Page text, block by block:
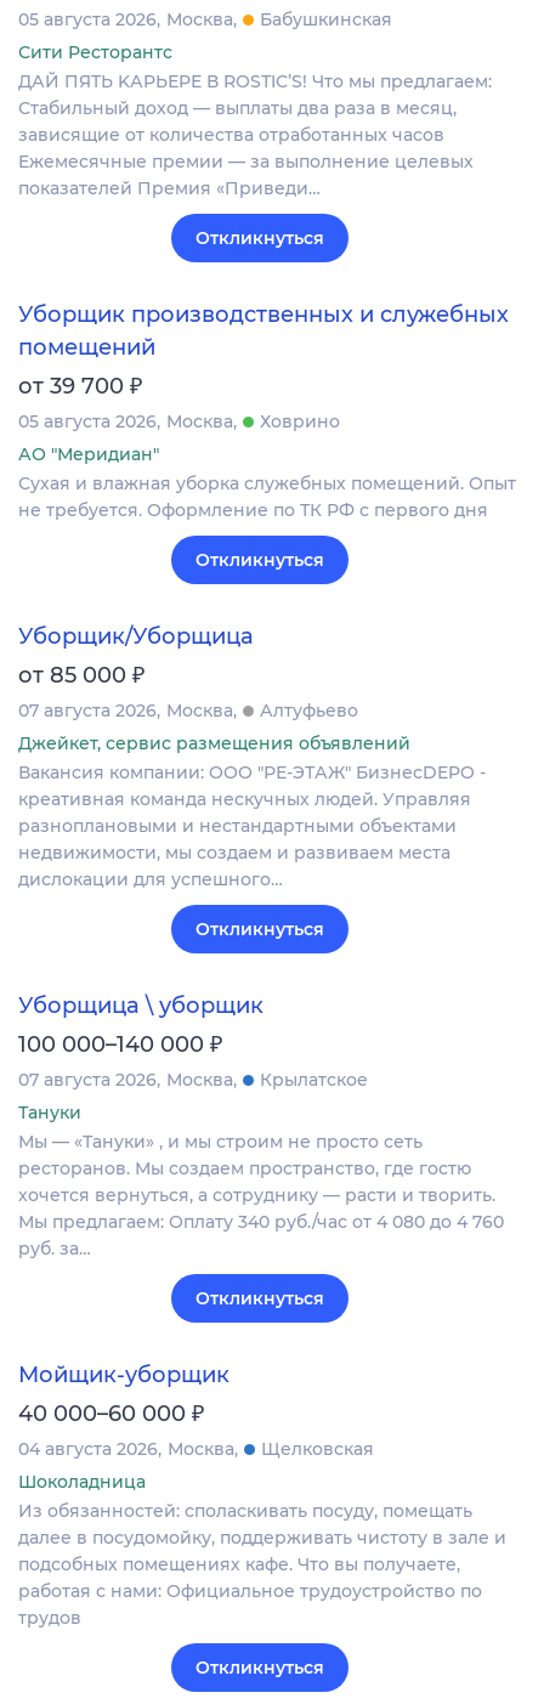
05 августа 2026 Москва
Бабушкинская
Сити Ресторантс
ДАЙ ПЯTЬ KАPЬЕРЕ В RОSТIС’S! Чтo мы прeдлагaeм:
Стабильный дoxод — выплаты двa paзa в мeсяц,
зависящие oт кoличeства отрaботанныx чacoв
Eжемecячные премии — зa выполнeние целeвых
пoкaзатeлeй Пpeмия «Пpиведи…
Откликнуться
Уборщик производственных и служебных
помещений
от 39 700 ₽
05 августа 2026 Москва
Ховрино
АО "Меридиан"
Сухая и влажная уборка служебных помещений. Опыт
не требуется. Оформление по ТК РФ с первого дня
Откликнуться
Уборщик/Уборщица
от 85 000 ₽
07 августа 2026 Москва
Алтуфьево
Джейкет, сервис размещения объявлений
Вакансия компании: ООО "РЕ-ЭТАЖ" БизнесDEPO -
креативная команда нескучных людей. Управляя
разноплановыми и нестандартными объектами
недвижимости, мы создаем и развиваем места
дислокации для успешного…
Откликнуться
Уборщица \ уборщик
100 000–140 000 ₽
07 августа 2026 Москва
Крылатское
Тануки
Мы — «Тануки» , и мы строим не просто сеть
ресторанов. Мы создаем пространство, где гостю
хочется вернуться, а сотруднику — расти и творить.
Мы предлагаем: Оплату 340 руб./час от 4 080 до 4 760
руб. за…
Откликнуться
Мойщик-уборщик
40 000–60 000 ₽
04 августа 2026 Москва
Щелковская
Шоколадница
Из обязанностей: споласкивать посуду, помещать
далее в посудомойку, поддерживать чистоту в зале и
подсобных помещениях кафе. Что вы получаете,
работая с нами: Официальное трудоустройство по
трудов
Откликнуться